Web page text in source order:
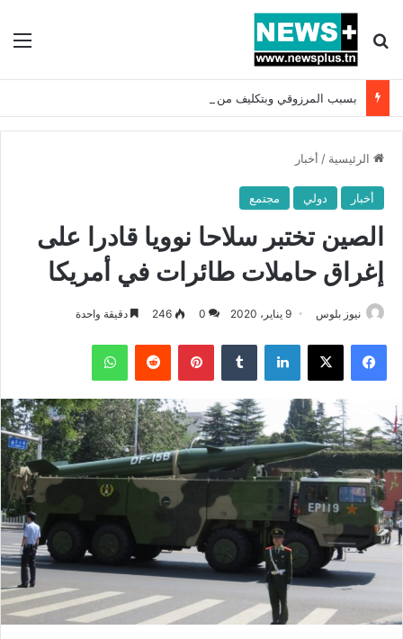
بحث عن
الرئيسية / أخبار
أخبار دولي مجتمع
الصين تختبر سلاحا نوويا قادرا على
إغراق حاملات طائرات في أمريكا
نيوز بلوس 9 يناير، 2020 0
246 دقيقة واحدة
فيسبوك X لينكدإن بينتيريست واتساب